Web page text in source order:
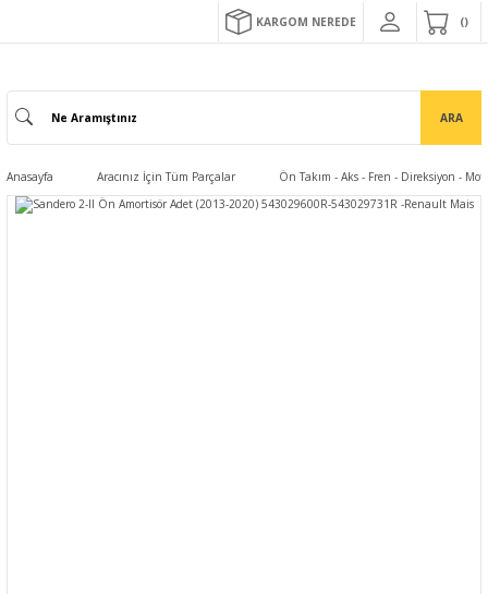
KARGOM NEREDE
ARA
Anasayfa Aracınız İçin Tüm Parçalar Ön Takım - Aks - Fren - Direksiyon -